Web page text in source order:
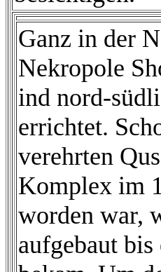
Ganz in der
Nekropole
ind nord-
errichtet.
verehrten
Komplex im
worden war,
aufgebaut